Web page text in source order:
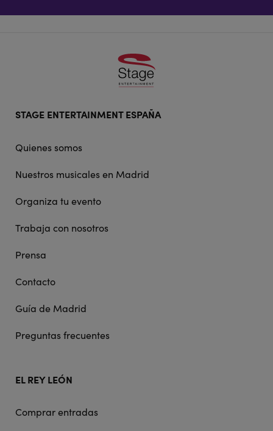
STAGE ENTERTAINMENT ESPAÑA
Quienes somos
Nuestros musicales en Madrid
Organiza tu evento
Trabaja con nosotros
Prensa
Contacto
Guía de Madrid
Preguntas frecuentes
EL REY LEÓN
Comprar entradas